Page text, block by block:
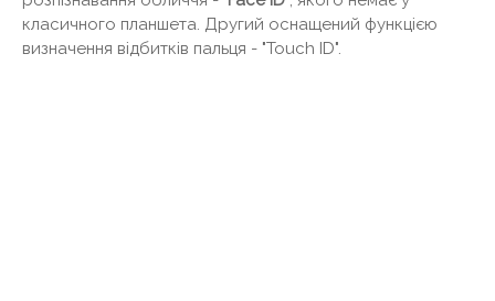
класичного планшета. Другий оснащений функцією
визначення відбитків пальця - "Touch ID".